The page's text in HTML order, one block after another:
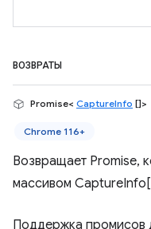
ВОЗВРАТЫ
Promise< CaptureInfo []>
Chrome 116+
Возвращает Promise,
массивом
Поддержка промисов